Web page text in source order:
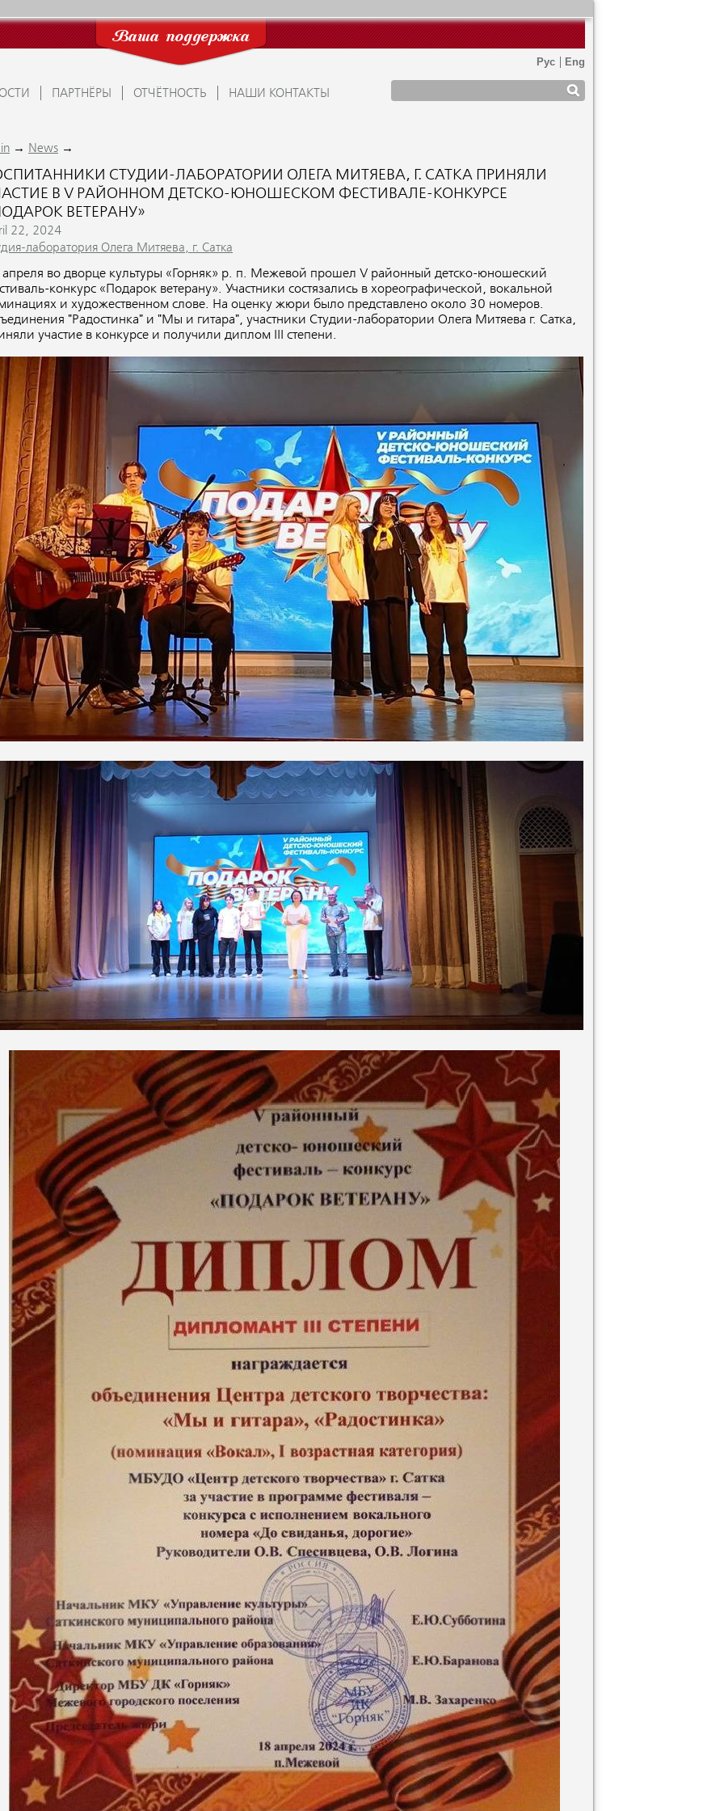
Ваша поддержка
ПАРТНЁРЫ ОТЧЁТНОСТЬ НАШИ КОНТАКТЫ
→ News →
СТУДИИ-ЛАБОРАТОРИИ ОЛЕГА МИТЯЕВА, Г. САТКА ПРИНЯЛИ
В V РАЙОННОМ ДЕТСКО-ЮНОШЕСКОМ ФЕСТИВАЛЕ-КОНКУРСЕ
ВЕТЕРАНУ»
22, 2024
лаборатория Олега Митяева, г. Сатка
апреля во дворце культуры «Горняк» р. п. Межевой прошел V районный детско-юношеский
конкурс «Подарок ветерану». Участники состязались в хореографической, вокальной
и художественном слове. На оценку жюри было представлено около 30 номеров.
"Радостинка" и "Мы и гитара", участники Студии-лаборатории Олега Митяева г. Сатка,
участие в конкурсе и получили диплом III степени.